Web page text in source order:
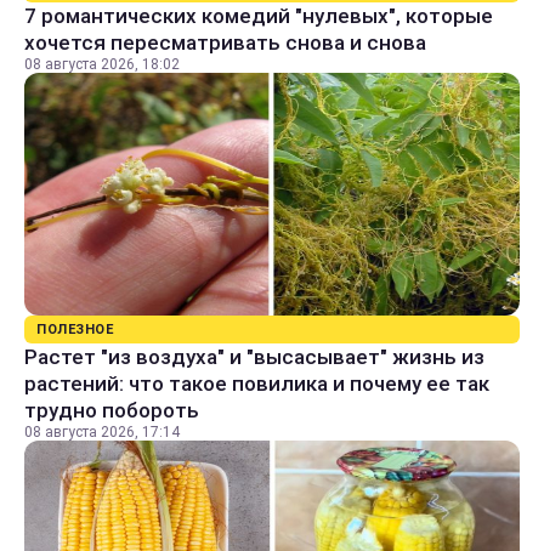
7 романтических комедий "нулевых", которые
хочется пересматривать снова и снова
08 августа 2026, 18:02
ПОЛЕЗНОЕ
Растет "из воздуха" и "высасывает" жизнь из
растений: что такое повилика и почему ее так
трудно побороть
08 августа 2026, 17:14